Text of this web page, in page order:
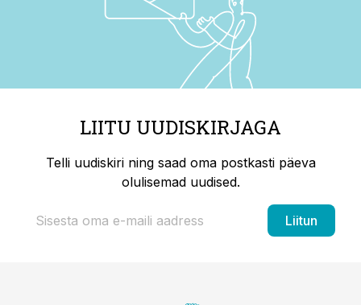
LIITU UUDISKIRJAGA
Telli uudiskiri ning saad oma postkasti päeva
olulisemad uudised.
Liitun